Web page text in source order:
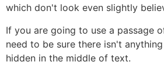
Latest technology
1 click demo install
There are many variations of
available, but the majority have